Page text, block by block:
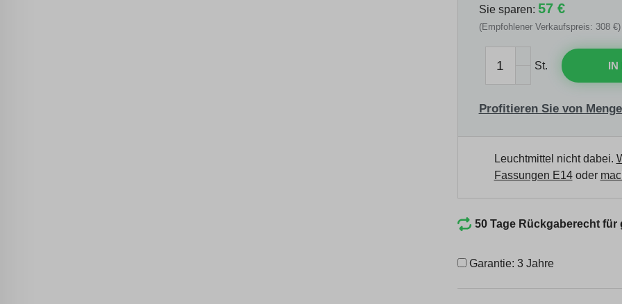
Sie sparen: 57 €
(Empfohlener Verkaufspreis: 308 €)
St. IN
Profitieren Sie von
Leuchtmittel nicht dabei.
Fassungen E14oder
50 Tage Rückgaberecht für
Garantie: 3 Jahre